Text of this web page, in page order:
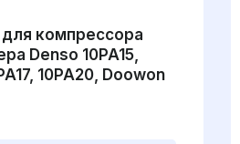
компрессора
Denso 10PA15,
10PA20, Doowon